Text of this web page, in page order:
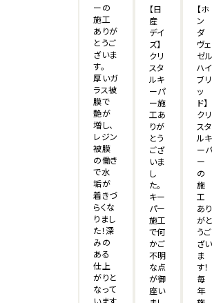
ーの
施工
ありが
とうご
ざいま
す。
厚いガ
ラス被
膜で
艶が
増し、
レジン
被膜
の働き
で水
垢が
着きづ
らくな
りまし
た！深
みの
ある
仕上
がりと
なって
います
【日
産
デイ
ズ】
クリ
スタ
ルキ
ーパ
ー施
工あ
りが
とう
ござ
いま
し
た。
キー
パー
施工
で何
かご
不明
な点
が御
座い
【ホ
ン
ダ
ヴェ
ゼル
ハイ
ブリ
ッ
ド】
クリ
スタ
ルキ
ー
ー
の
施
工
あり
がと
うご
ざい
ま
す！
毎
年